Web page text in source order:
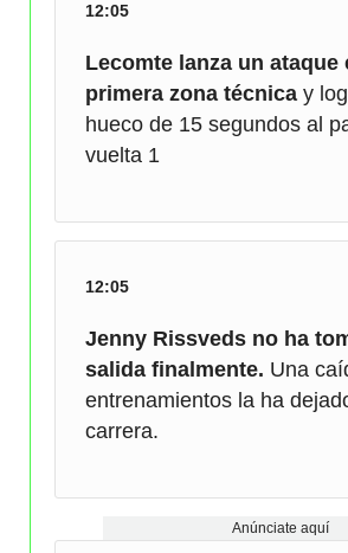
12:05
Lecomte lanza un ataque
primera zona técnicay
hueco de 15 segundos al
vuelta 1
12:05
Jenny Rissveds no ha
salida finalmente. Una
entrenamientos la ha
carrera.
Anúnciate aquí